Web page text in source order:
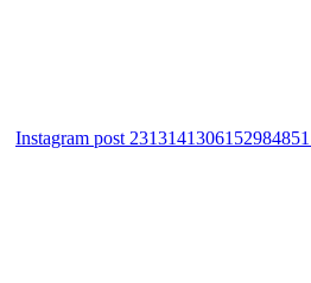
Instagram post